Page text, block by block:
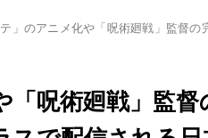
」のアニメ化や「呪術廻戦」監督の
呪術廻戦」監督